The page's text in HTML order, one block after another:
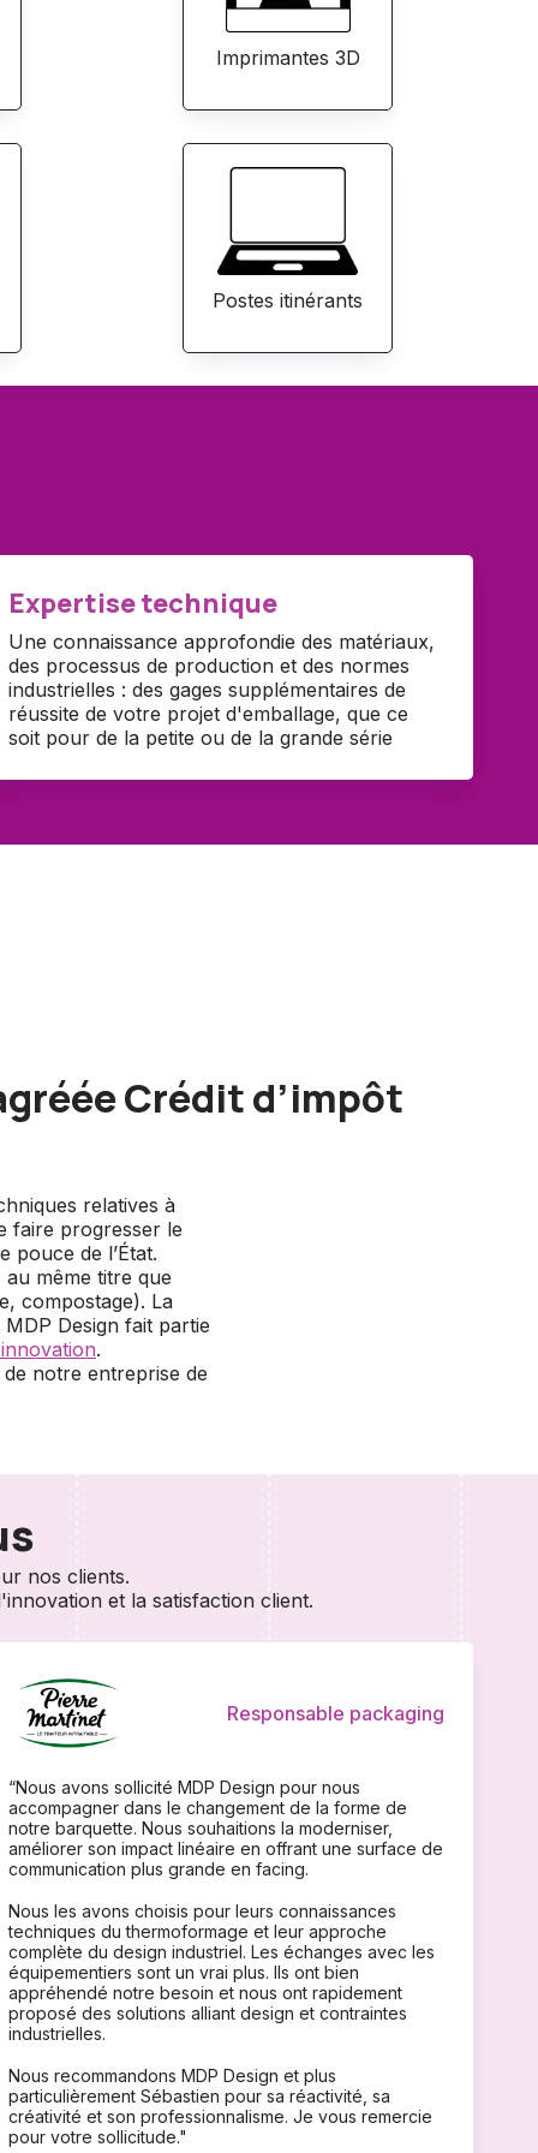
Imprimantes 3D
Postes itinérants
Expertise technique
Une connaissance approfondie des matériaux,
des processus de production et des normes
industrielles : des gages supplémentaires de
réussite de votre projet d'emballage, que ce
soit pour de la petite ou de la grande série
Crédit d’impôt
relatives à
faire progresser le
pouce de l’État.
au même titre que
compostage). La
Design fait partie
.
notre entreprise de
nos clients.
et la satisfaction client.
Responsable packaging
“Nous avons sollicité MDP Design pour nous
accompagner dans le changement de la forme de
notre barquette. Nous souhaitions la moderniser,
améliorer son impact linéaire en offrant une surface de
communication plus grande en facing.
Nous les avons choisis pour leurs connaissances
techniques du thermoformage et leur approche
complète du design industriel. Les échanges avec les
équipementiers sont un vrai plus. Ils ont bien
appréhendé notre besoin et nous ont rapidement
proposé des solutions alliant design et contraintes
industrielles.
Nous recommandons MDP Design et plus
particulièrement Sébastien pour sa réactivité, sa
créativité et son professionnalisme. Je vous remercie
pour votre sollicitude."